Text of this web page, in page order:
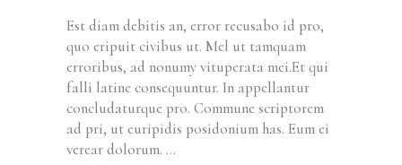
Est diam debitis an, error recusabo id pro,
quo eripuit civibus ut. Mel ut tamquam
erroribus, ad nonumy vituperata mei.Et qui
falli latine consequuntur. In appellantur
concludaturque pro. Commune scriptorem
ad pri, ut euripidis posidonium has. Eum ei
verear dolorum.